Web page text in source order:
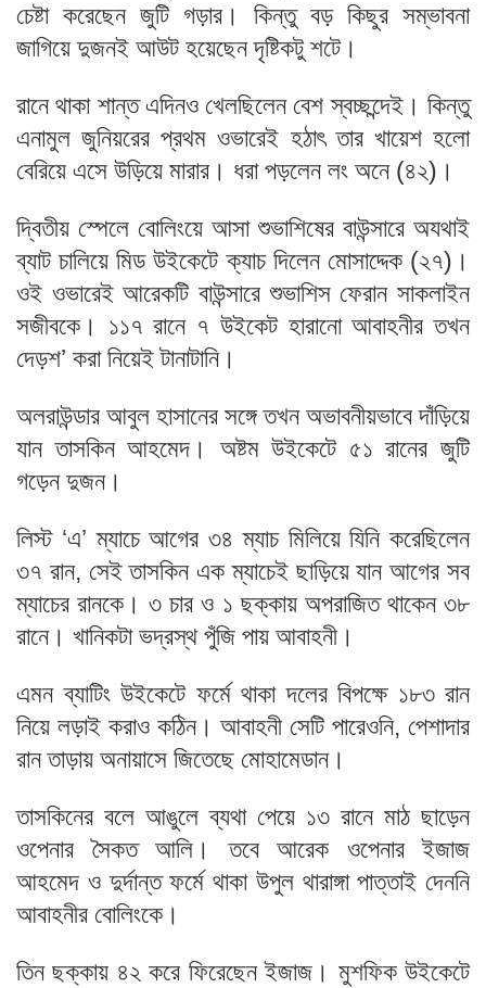
চেষ্টা করেছেন জুটি গড়ার। কিন্তু বড় কিছুর সম্ভাবনা
জাগিয়ে দুজনই আউট হয়েছেন দৃষ্টিকটু শটে।
রানে থাকা শান্ত এদিনও খেলছিলেন বেশ স্বচ্ছন্দেই। কিন্তু
এনামুল জুনিয়রের প্রথম ওভারেই হঠাৎ তার খায়েশ হলো
বেরিয়ে এসে উড়িয়ে মারার। ধরা পড়লেন লং অনে (৪২)।
দ্বিতীয় স্পেলে বোলিংয়ে আসা শুভাশিষের বাউন্সারে অযথাই
ব্যাট চালিয়ে মিড উইকেটে ক্যাচ দিলেন মোসাদ্দেক (২৭)।
ওই ওভারেই আরেকটি বাউন্সারে শুভাশিস ফেরান সাকলাইন
সজীবকে। ১১৭ রানে ৭ উইকেট হারানো আবাহনীর তখন
দেড়শ’ করা নিয়েই টানাটানি।
অলরাউন্ডার আবুল হাসানের সঙ্গে তখন অভাবনীয়ভাবে দাঁড়িয়ে
যান তাসকিন আহমেদ। অষ্টম উইকেটে ৫১ রানের জুটি
গড়েন দুজন।
লিস্ট ‘এ’ ম্যাচে আগের ৩৪ ম্যাচ মিলিয়ে যিনি করেছিলেন
৩৭ রান, সেই তাসকিন এক ম্যাচেই ছাড়িয়ে যান আগের সব
ম্যাচের রানকে। ৩ চার ও ১ ছক্কায় অপরাজিত থাকেন ৩৮
রানে। খানিকটা ভদ্রস্থ পুঁজি পায় আবাহনী।
এমন ব্যাটিং উইকেটে ফর্মে থাকা দলের বিপক্ষে ১৮৩ রান
নিয়ে লড়াই করাও কঠিন। আবাহনী সেটি পারেওনি, পেশাদার
রান তাড়ায় অনায়াসে জিতেছে মোহামেডান।
তাসকিনের বলে আঙুলে ব্যথা পেয়ে ১৩ রানে মাঠ ছাড়েন
ওপেনার সৈকত আলি। তবে আরেক ওপেনার ইজাজ
আহমেদ ও দুর্দান্ত ফর্মে থাকা উপুল থারাঙ্গা পাত্তাই দেননি
আবাহনীর বোলিংকে।
তিন ছক্কায় ৪২ করে ফিরেছেন ইজাজ। মুশফিক উইকেটে